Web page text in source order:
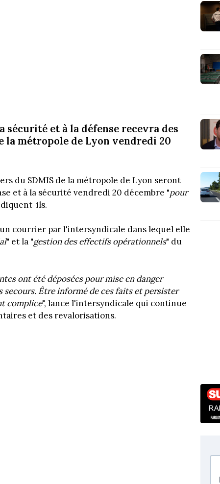
sécurité et à la défense recevra des
la métropole de Lyon vendredi 20
du SDMIS de la métropole de Lyon seront
et à la sécurité vendredi 20 décembre "pour
ils.
courrier par l'intersyndicale dans lequel elle
" et la "gestion des effectifs opérationnels" du
ont été déposées pour mise en danger
Être informé de ces faits et persister
complice", lance l'intersyndicale qui continue
et des revalorisations.